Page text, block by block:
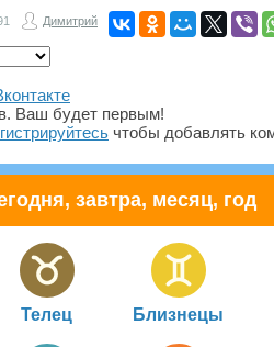
Димитрий
Ваш будет первым!
чтобы добавлять
завтра, месяц, год
Телец Близнецы